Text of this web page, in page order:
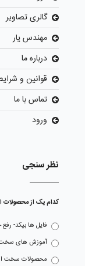
گالری تصاویر
مهندس یار
درباره ما
قوانین و
تماس با ما
ورود
نظر سنجی
کدام یک از محصولات
فایل ها بیکد-
آموزش های سخت
محصولات سخت